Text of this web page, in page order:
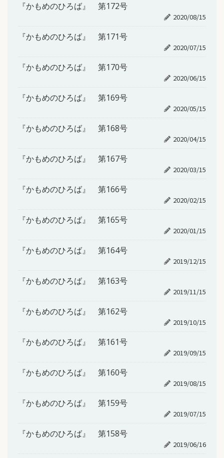
『かもめのひろば』 第172号
2020/08/15
『かもめのひろば』 第171号
2020/07/15
『かもめのひろば』 第170号
2020/06/15
『かもめのひろば』 第169号
2020/05/15
『かもめのひろば』 第168号
2020/04/15
『かもめのひろば』 第167号
2020/03/15
『かもめのひろば』 第166号
2020/02/15
『かもめのひろば』 第165号
2020/01/15
『かもめのひろば』 第164号
2019/12/15
『かもめのひろば』 第163号
2019/11/15
『かもめのひろば』 第162号
2019/10/15
『かもめのひろば』 第161号
2019/09/15
『かもめのひろば』 第160号
2019/08/15
『かもめのひろば』 第159号
2019/07/15
『かもめのひろば』 第158号
2019/06/16